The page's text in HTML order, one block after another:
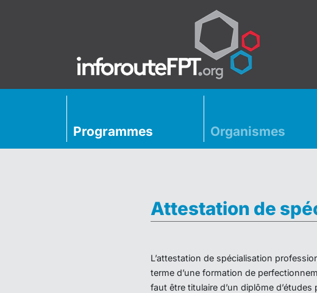
Programmes Organismes
Attestation de
L’attestation de spécialisation
terme d’une formation de
faut être titulaire d’un diplôme